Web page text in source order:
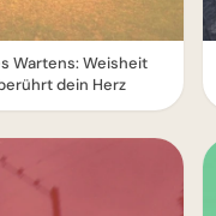
Wartens: Weisheit
dein Herz